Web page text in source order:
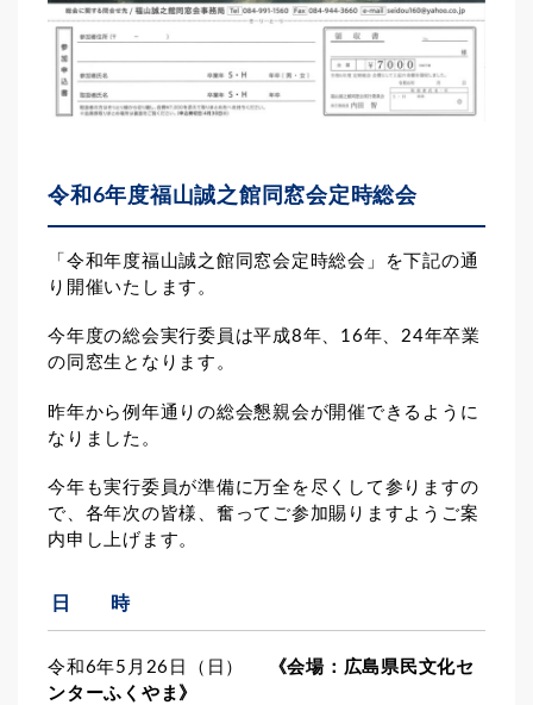
令和6年度福山誠之館同窓会定時総会
「令和年度福山誠之館同窓会定時総会」を下記の通
り開催いたします。
今年度の総会実行委員は平成8年、16年、24年卒業
の同窓生となります。
昨年から例年通りの総会懇親会が開催できるように
なりました。
今年も実行委員が準備に万全を尽くして参りますの
で、各年次の皆様、奮ってご参加賜りますようご案
内申し上げます。
日 時
令和6年5月26日（日）
《会場：広島県民文化セ
ンターふくやま》